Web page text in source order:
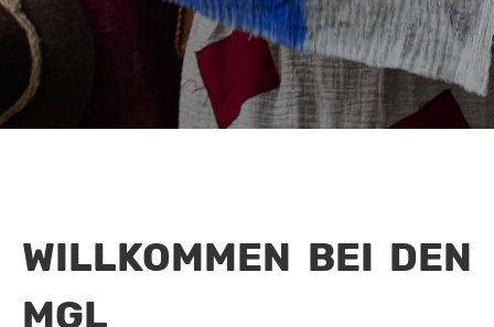
WILLKOMMEN BEI DEN
MGL